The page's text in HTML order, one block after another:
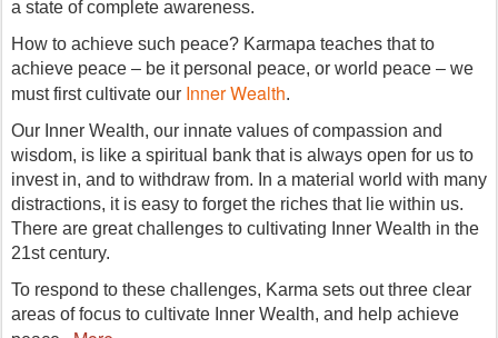
wisdom, is like a spiritual bank that is always open for us to
invest in, and to withdraw from. In a material world with many
distractions, it is easy to forget the riches that lie within us.
There are great challenges to cultivating Inner Wealth in the
21st century.
To respond to these challenges, Karma sets out three clear
areas of focus to cultivate Inner Wealth, and help achieve
peace...More
Ετικέτες:Vision of peace